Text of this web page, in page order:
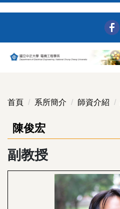
要
內
首頁 系所簡介 師資介紹
陳俊宏
副教授